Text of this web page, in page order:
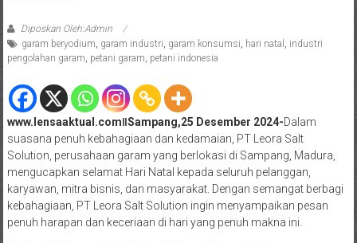
Diposkan Oleh:Admin
garam beryodium garam industri garam konsumsi hari natal
industri
pengolahan garam petani garam petani indonesia
www.lensaaktual.comǁSampang,25 Desember 2024-Dalam
suasana penuh kebahagiaan dan kedamaian, PT Leora Salt
Solution, perusahaan garam yang berlokasi di Sampang, Madura,
mengucapkan selamat Hari Natal kepada seluruh pelanggan,
karyawan, mitra bisnis, dan masyarakat. Dengan semangat berbagi
kebahagiaan, PT Leora Salt Solution ingin menyampaikan pesan
penuh harapan dan keceriaan di hari yang penuh makna ini.